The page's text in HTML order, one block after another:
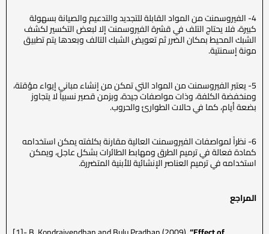
4- الفيروسمنت من المواد القابلة للتجديد والتدعيم والصيانة بسهولة
كبيرة، فلا يحتاج التلف في قشرة الفيروسمنت إلا لبعض التكسير لكشف
الشبك المحيط بمكان الضرر ثم تعويض الشبك التالف وبعدها يتم تطبيق
مونة إسمنتية.
5- يعتبر الفيروسمنت من المواد التي تمكن من إنشاء مباني إيواء مؤقتة،
ومنخفضة الكلفة، وذات مواصفات جيدة، وبزمن قصير نسبياً لا يتجاوز
بضعة أيام، كما في حالات الطوارئ والحروب.
6- نظراً لمواصفات الفيروسمنت العالية مقارنة بكلفته يمكن استخدامه
كمادة فعالة في ترميم الطرق ومهابط الطائرات بشكل عاجل، ويمكن
استخدامه في ترميم العناصر الإنشائية للأبنية المتضررة.
المراجع